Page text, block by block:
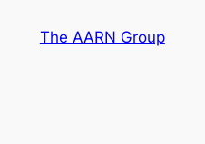
The AARN Group